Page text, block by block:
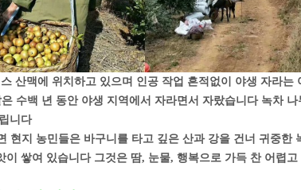
산맥에 위치하고 있으며 인공 작업 흔적없이 야생 자라는
수백 년 동안 야생 지역에서 자라면서 자랐습니다 녹차 나
니다
현지 농민들은 바구니를 타고 깊은 산과 강을 건너 귀중한
이 쌓여 있습니다 그것은 땀, 눈물, 행복으로 가득 찬 어렵